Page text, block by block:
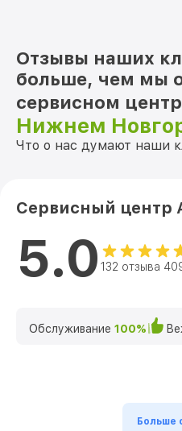
Отзывы наших
больше, чем мы
сервисном
Нижнем
Что о нас думают наши
Сервисный центр
5.0 132 отзыва
Обслуживание 100%
Больше